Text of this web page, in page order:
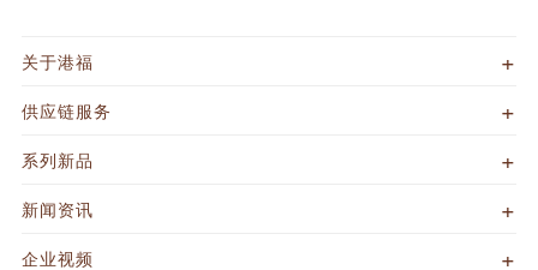
关于港福
供应链服务
系列新品
新闻资讯
企业视频